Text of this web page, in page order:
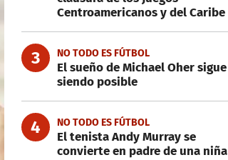
Centroamericanos y del Caribe
3 NO TODO ES FÚTBOL
El sueño de Michael Oher sigue
siendo posible
4 NO TODO ES FÚTBOL
El tenista Andy Murray se
convierte en padre de una niña